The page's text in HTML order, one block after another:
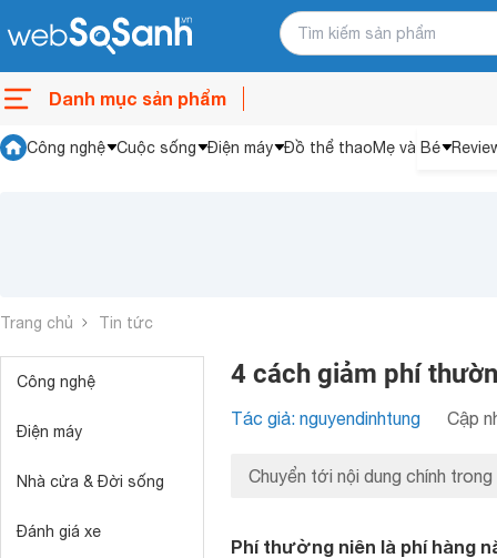
Danh mục sản phẩm
Công nghệ Cuộc sống Điện máy Đồ thể thaoMẹ và Bé
Trang chủ Tin tức
Công nghệ
Điện máy
Nhà cửa & Đời sống
Đánh giá xe
4 cách giảm phí
Tác giả: nguyendinhtung Cập
Chuyển tới nội dung chính trong
Phí thường niên là phí hàng